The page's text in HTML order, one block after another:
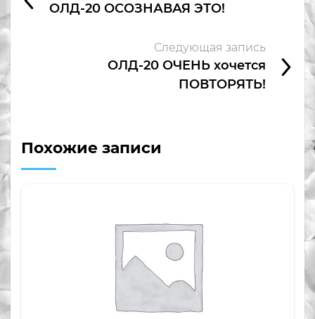
ОЛД-20 ОСОЗНАВАЯ ЭТО!
Следующая запись
ОЛД-20 ОЧЕНЬ хочется
ПОВТОРЯТЬ!
Похожие записи